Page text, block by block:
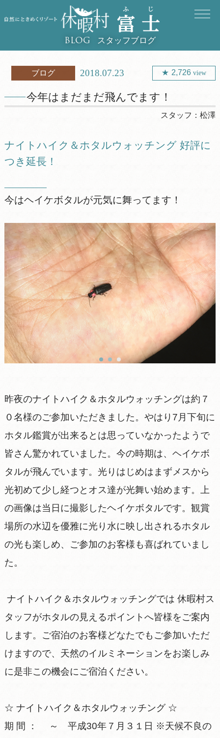
BLOG スタッフブログ
ブログ 2018.07.23 2,726view
今年はまだまだ飛んでます！
スタッフ：松澤
ナイトハイク＆ホタルウォッチング 好評に
つき延長！
今はヘイケボタルが元気に舞ってます！
昨夜のナイトハイク＆ホタルウォッチングは約７
０名様のご参加いただきました。やはり7月下旬に
ホタル鑑賞が出来るとは思っていなかったようで
皆さん驚かれていました。今の時期は、ヘイケボ
タルが飛んでいます。光りはじめはまずメスから
光初めて少し経つとオス達が光舞い始めます。上
の画像は当日に撮影したヘイケボタルです。観賞
場所の水辺を優雅に光り水に映し出されるホタル
の光も楽しめ、ご参加のお客様も喜ばれていまし
た。
ナイトハイク＆ホタルウォッチングでは 休暇村ス
タッフがホタルの見えるポイントへ皆様をご案内
します。ご宿泊のお客様どなたでもご参加いただ
けますので、天然のイルミネーションをお楽しみ
に是非この機会にご宿泊ください。
☆ ナイトハイク＆ホタルウォッチング ☆
期 間 ： ～ 平成30年７月３１日 ※天候不良の